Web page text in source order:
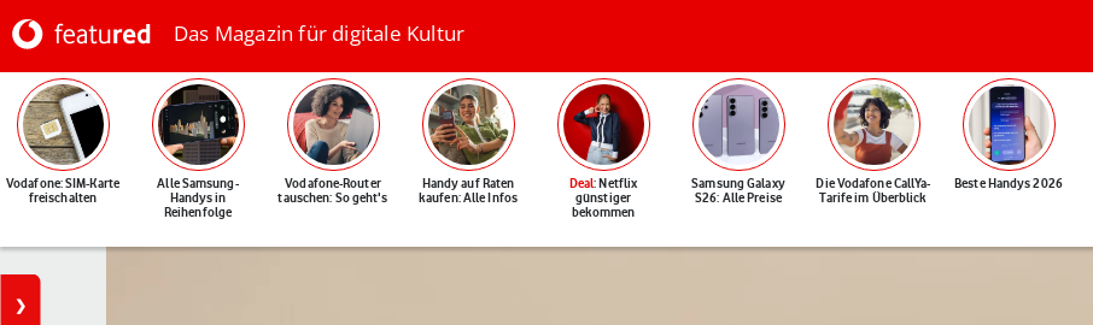
Das Magazin für digitale Kultur
Vodafone: SIM-Karte
freischalten
Alle Samsung-
Handys in
Reihenfolge
Vodafone-Router
tauschen: So geht's
Handy auf Raten
kaufen: Alle Infos
Deal: Netflix
günstiger
bekommen
Samsung Galaxy
S26: Alle Preise
Die Vodafone CallYa-
Tarife im Überblick
Beste Handys 2026